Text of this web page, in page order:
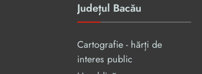
Județul Bacău
Cartografie - hărți de
interes public